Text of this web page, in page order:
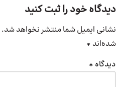
دیدگاه خود را ثبت کنید
نشانی ایمیل شما منتشر نخواهد شد.
شده‌اند *
دیدگاه *